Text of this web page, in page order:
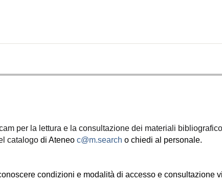
per la lettura e la consultazione dei materiali
catalogo di Ateneo c@m.search o chiedi al personale.
condizioni e modalità di accesso e consultazione